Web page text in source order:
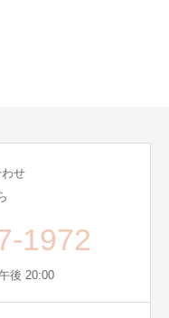
せ
1972
後 20:00